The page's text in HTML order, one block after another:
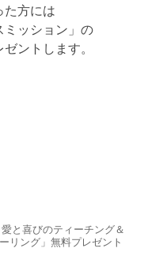
た方には
ミッション」の
ントします。
愛と喜びのティーチング＆
リング」無料プレゼント